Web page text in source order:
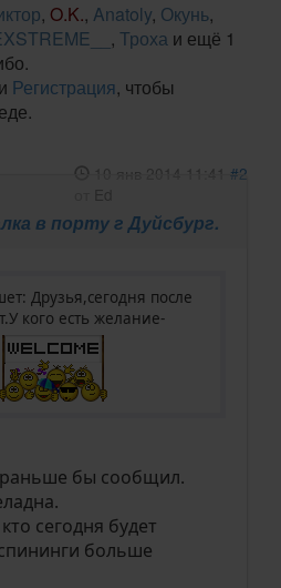
, O.K., Anatoly, Окунь,
, Троха и ещё 1
Регистрация, чтобы
10 янв 2014 11:41
#2
в порту г Дуйсбург.
Друзья,сегодня после
кого есть желание-
бы сообщил.
сегодня будет
больше